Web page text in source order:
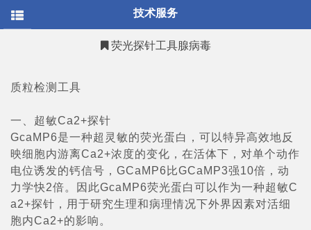
/* * @Author: your name * @Date: 2021-12-30 15:24:14 *
@LastEditTime: 2022-03-03 13:57:40 * @LastEditors: your name *
@Description: 打开koroFileHeader查看配置 进行设置:
https://github.com/OBKoro1/koro1FileHeader/wiki/
* @FilePath: \hanbio.net-
技术服务
荧光探针工具腺病毒
质粒检测工具
一、超敏Ca2+探针
GcaMP6是一种超灵敏的荧光蛋白，可以特异高效地反
映细胞内游离Ca2+浓度的变化，在活体下，对单个动作
电位诱发的钙信号，GCaMP6比GCaMP3强10倍，动
力学快2倍。因此GcaMP6荧光蛋白可以作为一种超敏C
a2+探针，用于研究生理和病理情况下外界因素对活细
胞内Ca2+的影响。